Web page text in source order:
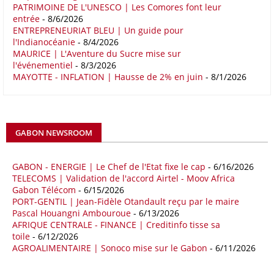
économiques complémentaires.
16/05/26 COMMERCE CHINE - AFRIQUE
Le déficit commercial de l’Afrique avec la Chine s’est creusé de 48,27
% au cours des quatre premiers mois de 2026 comparativement à la
même période de 2025 pour s’établir à 36,8 milliards de dollars, en
avril, à 81,82 milliards de dollars. Durant la même période, les
importations chinoises en provenance du continent ont atteint 45,02
quatre premiers mois de 2025.
09/05/26 ITALIE - LIBYE
Les deux pays veulent accélérer leurs projets gaziers communs, afin
de sécuriser davantage les approvisionnements énergétiques en
Méditerranée, dans un contexte marqué par des tensions
géopolitiques internationales et des perturbations sur le marché
mondial du gaz. Réunis à Rome le jeudi 7 mai, la Première ministre
PATRIMOINE DE L'UNESCO | Les Comores font leur
entrée - 8/6/2026
ENTREPRENEURIAT BLEU | Un guide pour
l'Indianocéanie - 8/4/2026
MAURICE | L'Aventure du Sucre mise sur
l'événementiel - 8/3/2026
MAYOTTE - INFLATION | Hausse de 2% en juin - 8/1/2026
GABON NEWSROOM
GABON - ENERGIE | Le Chef de l'Etat fixe le cap - 6/16/2026
TELECOMS | Validation de l'accord Airtel - Moov Africa
Gabon Télécom - 6/15/2026
PORT-GENTIL | Jean-Fidèle Otandault reçu par le maire
Pascal Houangni Ambouroue - 6/13/2026
AFRIQUE CENTRALE - FINANCE | Creditinfo tisse sa
toile - 6/12/2026
AGROALIMENTAIRE | Sonoco mise sur le Gabon - 6/11/2026